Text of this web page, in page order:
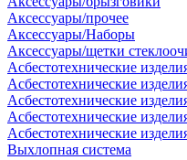
Аксессуары/прочее
Аксессуары/Наборы
Аксессуары/щетки
Асбестотехнические
Асбестотехнические
Асбестотехнические
Асбестотехнические
Асбестотехнические
Выхлопная система